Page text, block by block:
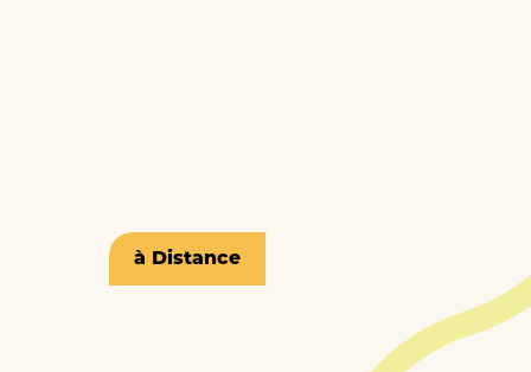
à Distance